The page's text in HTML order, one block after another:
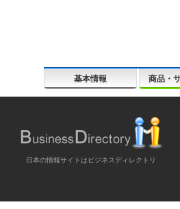
基本情報 商品・
日本の情報サイトはビジネスディレクトリ